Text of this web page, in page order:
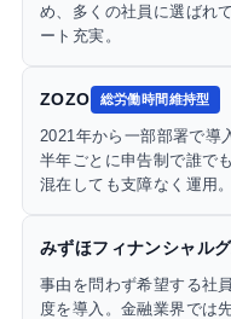
め、多くの社員に選ばれ
ート充実。
ZOZO 総労働時間維持型
2021年から一部部署で導
半年ごとに申告制で誰で
混在しても支障なく運用。
みずほフィナンシャル
事由を問わず希望する社
度を導入。金融業界では